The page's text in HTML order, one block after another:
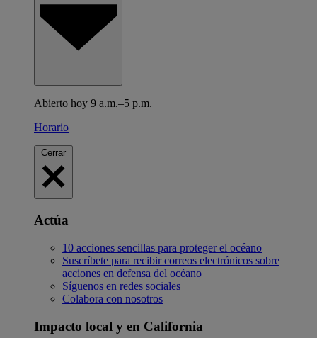
Abierto hoy 9 a.m.–5 p.m.
Horario
Cerrar
Actúa
10 acciones sencillas para proteger el océano
Suscríbete para recibir correos electrónicos sobre
acciones en defensa del océano
Síguenos en redes sociales
Colabora con nosotros
Impacto local y en California